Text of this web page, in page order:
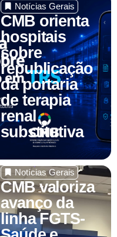
Notícias Gerais
CMB orienta
hospitais
sobre
republicação
da portaria
de terapia
renal
substitutiva
Notícias Gerais
CMB valoriza
avanço da
linha FGTS-